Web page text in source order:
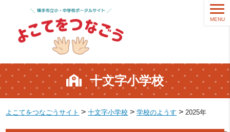
十文字小学校
MENU
よこてをつなごうサイト >十文字小学校 >学校のようす > 2025年